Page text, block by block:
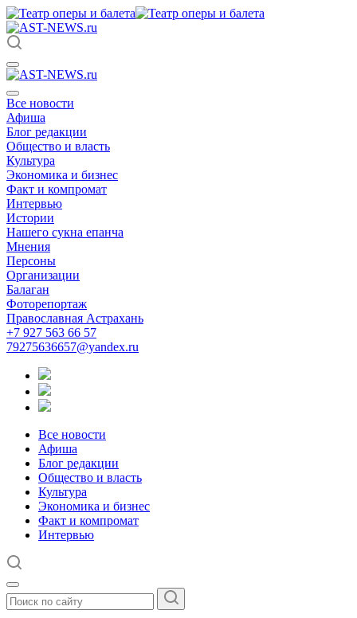
Все новости
Афиша
Блог редакции
Общество и власть
Культура
Экономика и бизнес
Факт и компромат
Интервью
Истории
Нашего сукна епанча
Мнения
Персоны
Организации
Балаган
Фоторепортаж
Православная Астрахань
+7 927 563 66 57
79275636657@yandex.ru
Все новости
Афиша
Блог редакции
Общество и власть
Культура
Экономика и бизнес
Факт и компромат
Интервью